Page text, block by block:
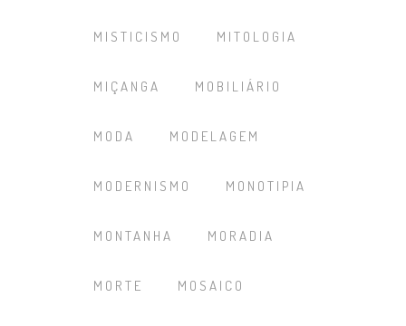
MISTICISMO MITOLOGIA
MIÇANGA MOBILIÁRIO
MODA MODELAGEM
MODERNISMO MONOTIPIA
MONTANHA MORADIA
MORTE MOSAICO